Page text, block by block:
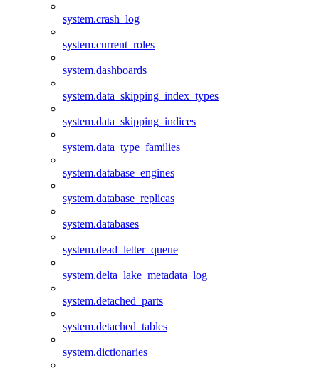
system.crash_log
system.current_roles
system.dashboards
system.data_skipping_index_types
system.data_skipping_indices
system.data_type_families
system.database_engines
system.database_replicas
system.databases
system.dead_letter_queue
system.delta_lake_metadata_log
system.detached_parts
system.detached_tables
system.dictionaries